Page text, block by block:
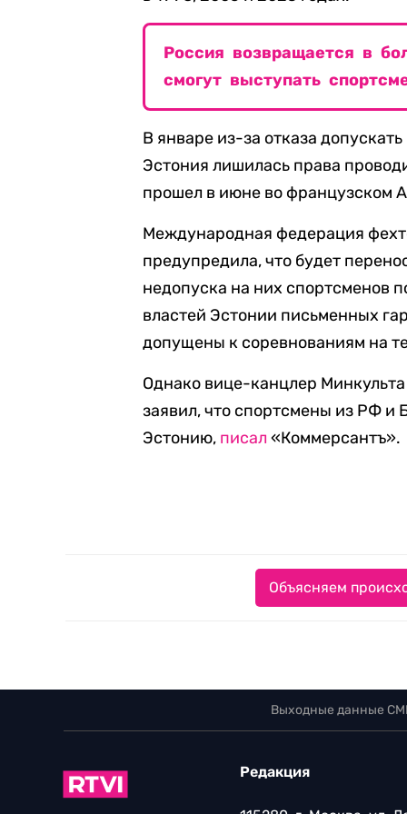
Россия возвращается в
смогут выступать
В январе из-за отказа
Эстония лишилась права
прошел в июне во французском
Международная федерация
предупредила, что будет
недопуска на них спортсменов
властей Эстонии письменных
допущены к соревнованиям на
Однако вице-канцлер
заявил, что спортсмены из РФ и
Эстонию, писал «Коммерсантъ».
Объясняем
Выходные данные
Редакция